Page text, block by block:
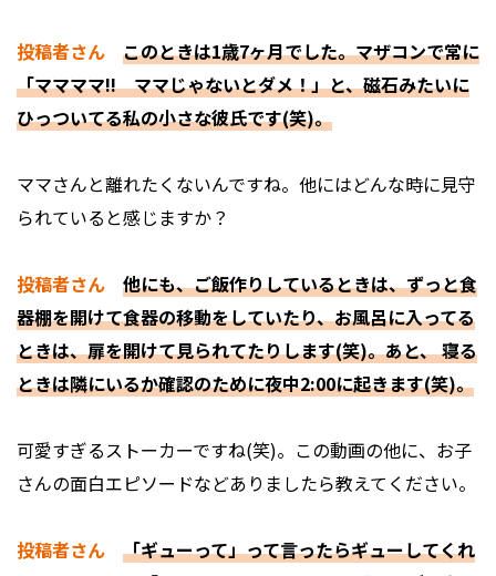
投稿者さん
このときは1歳7ヶ月でした。マザコンで常に
「ママママ!! ママじゃないとダメ！」と、磁石みたいに
ひっついてる私の小さな彼氏です(笑)。
――ママさんと離れたくないんですね。他にはどんな時に見守
られていると感じますか？
投稿者さん
他にも、ご飯作りしているときは、ずっと食
器棚を開けて食器の移動をしていたり、お風呂に入ってる
ときは、扉を開けて見られてたりします(笑)。あと、 寝る
ときは隣にいるか確認のために夜中2:00に起きます(笑)。
――可愛すぎるストーカーですね(笑)。この動画の他に、お子
さんの面白エピソードなどありましたら教えてください。
投稿者さん
「ギューって」って言ったらギューしてくれ